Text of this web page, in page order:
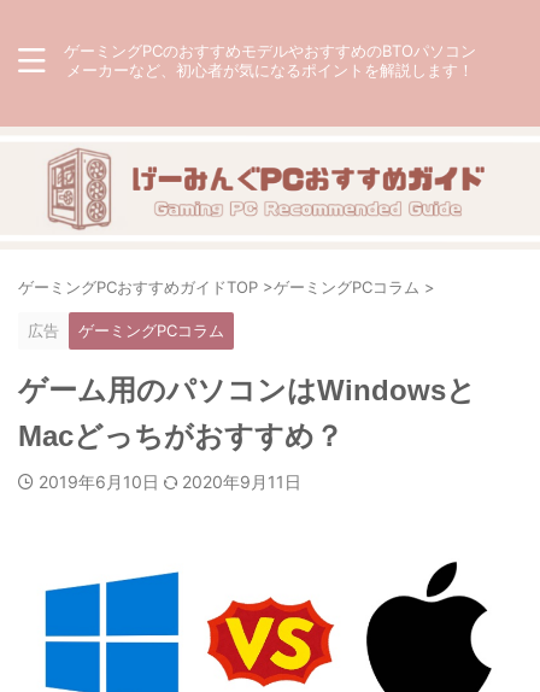
ゲーミングPCのおすすめモデルやおすすめのBTOパソコン
メーカーなど、初心者が気になるポイントを解説します！
ゲーミングPCおすすめガイドTOP >ゲーミングPCコラム >
広告 ゲーミングPCコラム
ゲーム用のパソコンはWindowsと
Macどっちがおすすめ？
2019年6月10日 2020年9月11日